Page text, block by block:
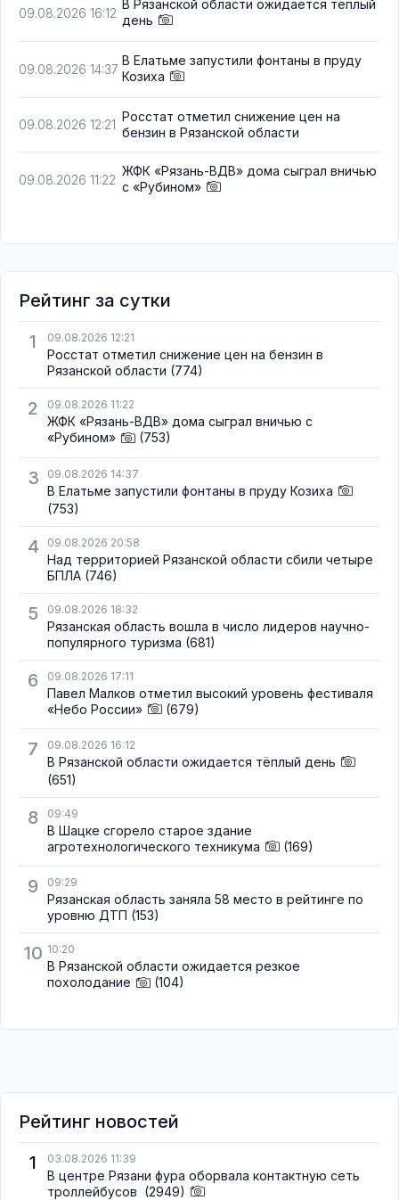
09.08.2026 16:12
В Рязанской области ожидается тёплый
день
09.08.2026 14:37
В Елатьме запустили фонтаны в пруду
Козиха
09.08.2026 12:21
Росстат отметил снижение цен на
бензин в Рязанской области
09.08.2026 11:22
ЖФК «Рязань-ВДВ» дома сыграл вничью
с «Рубином»
Рейтинг за сутки
1
09.08.2026 12:21
Росстат отметил снижение цен на бензин в
Рязанской области (774)
2 09.08.2026 11:22
ЖФК «Рязань-ВДВ» дома сыграл вничью с
«Рубином»
(753)
3 09.08.2026 14:37
В Елатьме запустили фонтаны в пруду Козиха
(753)
4 09.08.2026 20:58
Над территорией Рязанской области сбили четыре
БПЛА (746)
5 09.08.2026 18:32
Рязанская область вошла в число лидеров научно-
популярного туризма (681)
6 09.08.2026 17:11
Павел Малков отметил высокий уровень фестиваля
«Небо России»
(679)
7 09.08.2026 16:12
В Рязанской области ожидается тёплый день
(651)
8 09:49
В Шацке сгорело старое здание
агротехнологического техникума
(169)
9 09:29
Рязанская область заняла 58 место в рейтинге по
уровню ДТП (153)
10 10:20
В Рязанской области ожидается резкое
похолодание
(104)
Рейтинг новостей
1
03.08.2026 11:39
В центре Рязани фура оборвала контактную сеть
троллейбусов (2949)